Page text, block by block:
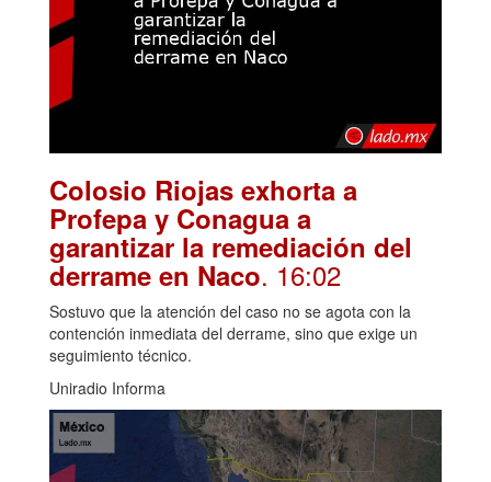
Colosio Riojas exhorta a
Profepa y Conagua a
garantizar la remediación del
derrame en Naco. 16:02
Sostuvo que la atención del caso no se agota con la
contención inmediata del derrame, sino que exige un
seguimiento técnico.
Uniradio Informa